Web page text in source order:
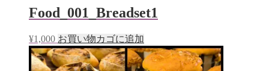
Food_001_Breadset1
¥1,000 お買い物カゴに追加